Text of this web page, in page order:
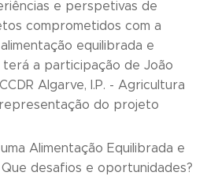
e perspetivas de
comprometidos com a
equilibrada e
terá a participação de João
Algarve, I.P. - Agricultura
do projeto
Alimentação Equilibrada e
desafios e oportunidades?